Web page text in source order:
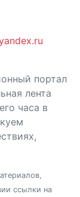
портал
лента
часа в
ссылки на